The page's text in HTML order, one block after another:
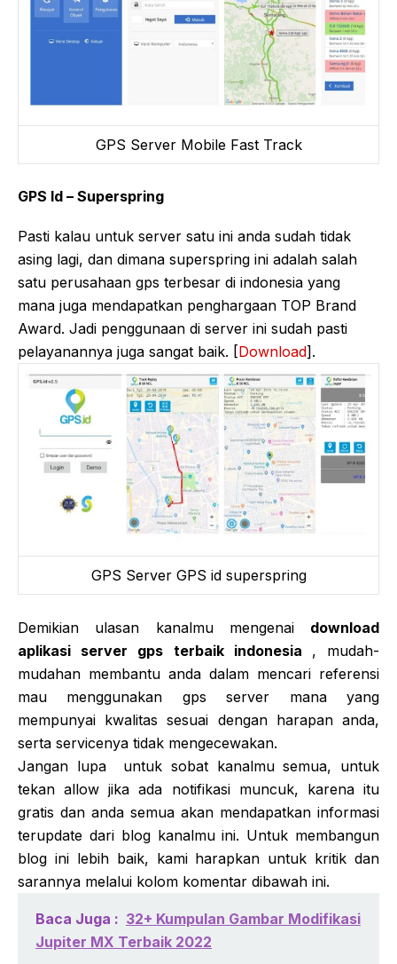
GPS Server Mobile Fast Track
GPS Id – Superspring
Pasti kalau untuk server satu ini anda sudah tidak
asing lagi, dan dimana superspring ini adalah salah
satu perusahaan gps terbesar di indonesia yang
mana juga mendapatkan penghargaan TOP Brand
Award. Jadi penggunaan di server ini sudah pasti
pelayanannya juga sangat baik. [Download].
GPS Server GPS id superspring
Demikian ulasan kanalmu mengenai download
aplikasi server gps terbaik indonesia , mudah-
mudahan membantu anda dalam mencari referensi
mau menggunakan gps server mana yang
mempunyai kwalitas sesuai dengan harapan anda,
serta servicenya tidak mengecewakan.
Jangan lupa untuk sobat kanalmu semua, untuk
tekan allow jika ada notifikasi muncuk, karena itu
gratis dan anda semua akan mendapatkan informasi
terupdate dari blog kanalmu ini. Untuk membangun
blog ini lebih baik, kami harapkan untuk kritik dan
sarannya melalui kolom komentar dibawah ini.
Baca Juga : 32+ Kumpulan Gambar Modifikasi
Jupiter MX Terbaik 2022